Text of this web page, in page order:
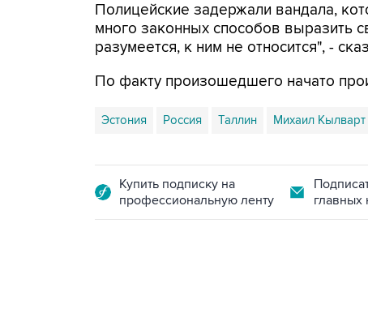
Полицейские задержали вандала,
много законных способов выразить
разумеется, к ним не относится", -
По факту произошедшего начато
Эстония Россия Таллин Михаил Кылварт
Купить подписку на
профессиональную ленту
главных